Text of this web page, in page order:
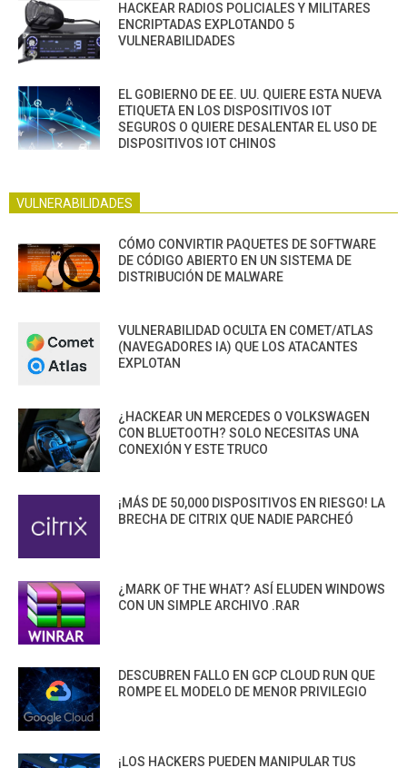
HACKEAR RADIOS POLICIALES Y MILITARES
ENCRIPTADAS EXPLOTANDO 5
VULNERABILIDADES
EL GOBIERNO DE EE. UU. QUIERE ESTA NUEVA
ETIQUETA EN LOS DISPOSITIVOS IOT
SEGUROS O QUIERE DESALENTAR EL USO DE
DISPOSITIVOS IOT CHINOS
VULNERABILIDADES
CÓMO CONVIRTIR PAQUETES DE SOFTWARE
DE CÓDIGO ABIERTO EN UN SISTEMA DE
DISTRIBUCIÓN DE MALWARE
VULNERABILIDAD OCULTA EN COMET/ATLAS
(NAVEGADORES IA) QUE LOS ATACANTES
EXPLOTAN
¿HACKEAR UN MERCEDES O VOLKSWAGEN
CON BLUETOOTH? SOLO NECESITAS UNA
CONEXIÓN Y ESTE TRUCO
¡MÁS DE 50,000 DISPOSITIVOS EN RIESGO! LA
BRECHA DE CITRIX QUE NADIE PARCHEÓ
¿MARK OF THE WHAT? ASÍ ELUDEN WINDOWS
CON UN SIMPLE ARCHIVO .RAR
DESCUBREN FALLO EN GCP CLOUD RUN QUE
ROMPE EL MODELO DE MENOR PRIVILEGIO
¡LOS HACKERS PUEDEN MANIPULAR TUS